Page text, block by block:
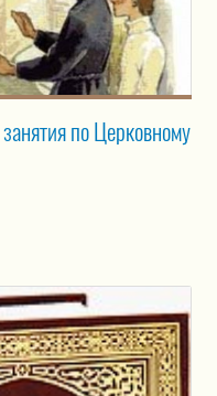
по Церковному